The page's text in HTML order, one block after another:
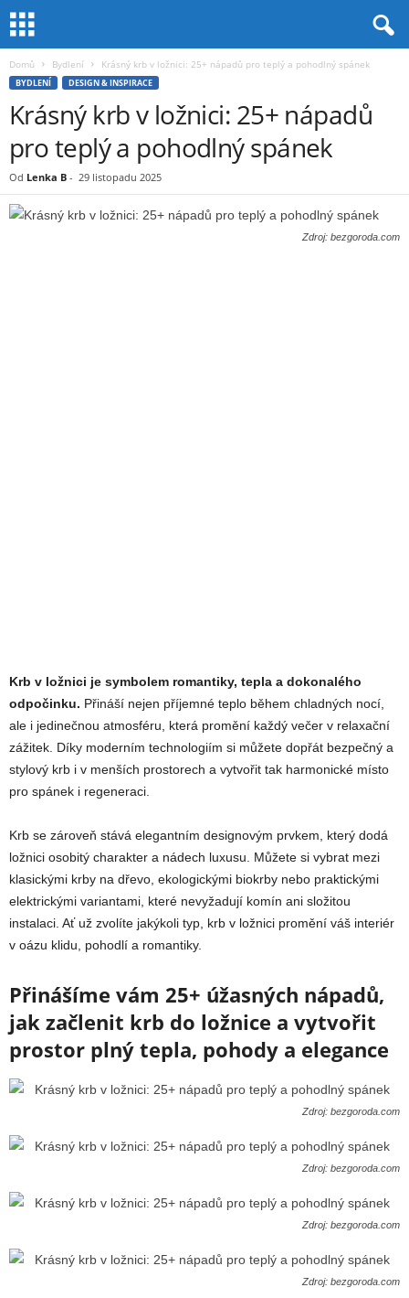
Domů Bydlení Krásný krb v ložnici: 25+ nápadů pro teplý a pohodlný spánek
BYDLENÍ DESIGN & INSPIRACE
Krásný krb v ložnici: 25+ nápadů
pro teplý a pohodlný spánek
Od Lenka B - 29 listopadu 2025
Zdroj: bezgoroda.com
Krb v ložnici je symbolem romantiky, tepla a dokonalého
odpočinku. Přináší nejen příjemné teplo během chladných nocí,
ale i jedinečnou atmosféru, která promění každý večer v relaxační
zážitek. Díky moderním technologiím si můžete dopřát bezpečný a
stylový krb i v menších prostorech a vytvořit tak harmonické místo
pro spánek i regeneraci.
Krb se zároveň stává elegantním designovým prvkem, který dodá
ložnici osobitý charakter a nádech luxusu. Můžete si vybrat mezi
klasickými krby na dřevo, ekologickými biokrby nebo praktickými
elektrickými variantami, které nevyžadují komín ani složitou
instalaci. Ať už zvolíte jakýkoli typ, krb v ložnici promění váš interiér
v oázu klidu, pohodlí a romantiky.
Přinášíme vám 25+ úžasných nápadů,
jak začlenit krb do ložnice a vytvořit
prostor plný tepla, pohody a elegance
Zdroj: bezgoroda.com
Zdroj: bezgoroda.com
Zdroj: bezgoroda.com
Zdroj: bezgoroda.com